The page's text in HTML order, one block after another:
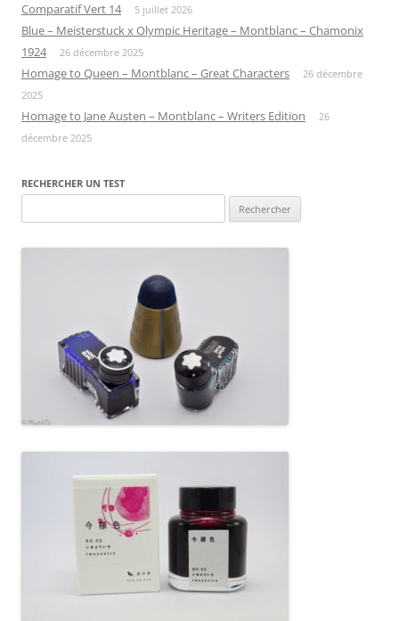
Comparatif Vert 14 5 juillet 2026
Blue – Meisterstuck x Olympic Heritage – Montblanc – Chamonix
1924
26 décembre 2025
Homage to Queen – Montblanc – Great Characters
26 décembre
2025
Homage to Jane Austen – Montblanc – Writers Edition
26
décembre 2025
RECHERCHER UN TEST